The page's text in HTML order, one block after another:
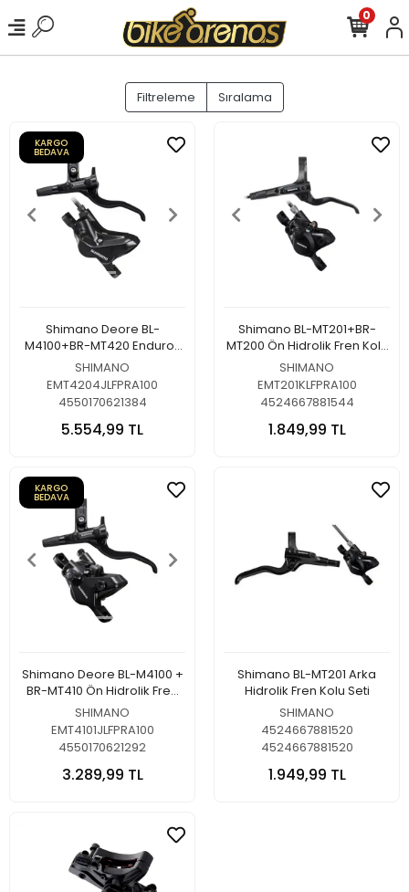
0
Filtreleme Sıralama
KARGO
BEDAVA
Shimano Deore BL-
M4100+BR-MT420 Enduro-
Trail Ön Hidrolik Disk Fren
Seti
SHIMANO
EMT4204JLFPRA100
4550170621384
5.554,99 TL
Shimano BL-MT201+BR-
MT200 Ön Hidrolik Fren Kolu
Seti
SHIMANO
EMT201KLFPRA100
4524667881544
1.849,99 TL
KARGO
BEDAVA
Shimano Deore BL-M4100 +
BR-MT410 Ön Hidrolik Fren
Seti
SHIMANO
EMT4101JLFPRA100
4550170621292
3.289,99 TL
Shimano BL-MT201 Arka
Hidrolik Fren Kolu Seti
SHIMANO
4524667881520
4524667881520
1.949,99 TL